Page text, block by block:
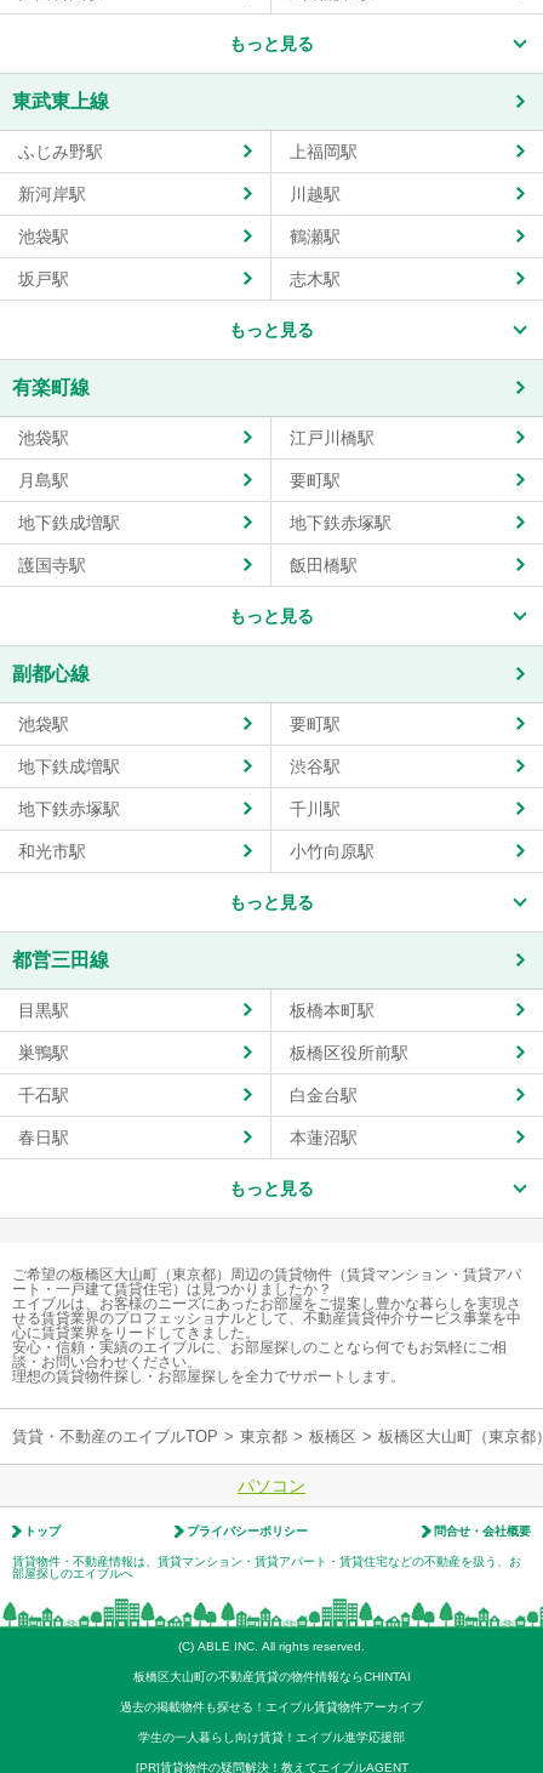
もっと見る
東武東上線
ふじみ野駅 上福岡駅
新河岸駅 川越駅
池袋駅 鶴瀬駅
坂戸駅 志木駅
もっと見る
有楽町線
池袋駅 江戸川橋駅
月島駅 要町駅
地下鉄成増駅 地下鉄赤塚駅
護国寺駅 飯田橋駅
もっと見る
副都心線
池袋駅 要町駅
地下鉄成増駅 渋谷駅
地下鉄赤塚駅 千川駅
和光市駅 小竹向原駅
もっと見る
都営三田線
目黒駅 板橋本町駅
巣鴨駅 板橋区役所前駅
千石駅 白金台駅
春日駅 本蓮沼駅
もっと見る
ご希望の板橋区大山町（東京都）周辺の賃貸物件（賃貸マンション・賃貸アパ
ート・一戸建て賃貸住宅）は見つかりましたか？
エイブルは、お客様のニーズにあったお部屋をご提案し豊かな暮らしを実現さ
せる賃貸業界のプロフェッショナルとして、不動産賃貸仲介サービス事業を中
心に賃貸業界をリードしてきました。
安心・信頼・実績のエイブルに、お部屋探しのことなら何でもお気軽にご相
談・お問い合わせください。
理想の賃貸物件探し・お部屋探しを全力でサポートします。
賃貸・不動産のエイブルTOP > 東京都 > 板橋区 > 板橋区大山町（東京都
パソコン
トップ プライバシーポリシー 問合せ・会社概要
賃貸物件・不動産情報は、賃貸マンション・賃貸アパート・賃貸住宅などの不動産を扱う、お
部屋探しのエイブルへ
(C) ABLE INC. All rights reserved.
板橋区大山町の不動産賃貸の物件情報ならCHINTAI
過去の掲載物件も探せる！エイブル賃貸物件アーカイブ
学生の一人暮らし向け賃貸！エイブル進学応援部
[PR]賃貸物件の疑問解決！教えてエイブルAGENT